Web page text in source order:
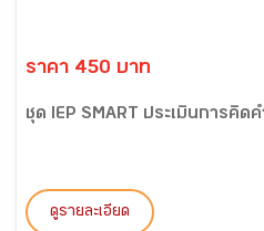
ราคา 450 บาท
ชุด IEP SMART ประเมินการคิด
ดูรายละเอียด